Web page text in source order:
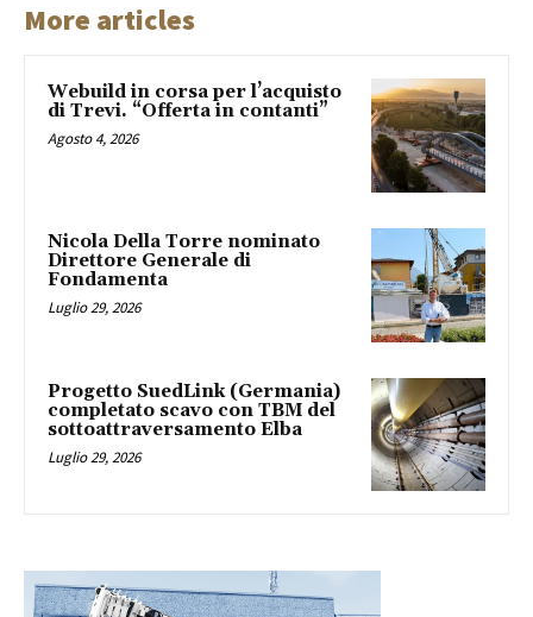
More articles
Webuild in corsa per l’acquisto
di Trevi. “Offerta in contanti”
Agosto 4, 2026
Nicola Della Torre nominato
Direttore Generale di
Fondamenta
Luglio 29, 2026
Progetto SuedLink (Germania)
completato scavo con TBM del
sottoattraversamento Elba
Luglio 29, 2026